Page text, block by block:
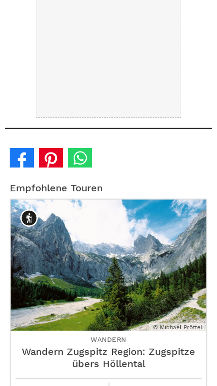
Empfohlene Touren
© Michael Pröttel
WANDERN
Wandern Zugspitz Region: Zugspitze
übers Höllental